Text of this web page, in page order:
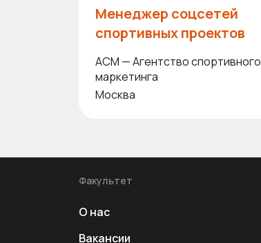
Менеджер соцсетей
спортивных проектов
ACM — Агентство спортивного
маркетинга
Москва
Факультет
О нас
Вакансии